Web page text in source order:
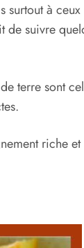
surtout à
suivre
terre sont
riche